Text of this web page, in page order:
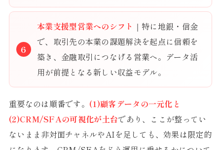
本業支援型営業へのシフト ｜特に地銀・信金
で、取引先の本業の課題解決を起点に信頼を
築き、金融取引につなげる営業へ。データ活
用が前提となる新しい収益モデル。
重要なのは順番です。 (1)顧客データの一元化と
(2)CRM/SFAの可視化が土台であり、ここが整ってい
ないまま非対面チャネルやAIを足しても、効果は限定的